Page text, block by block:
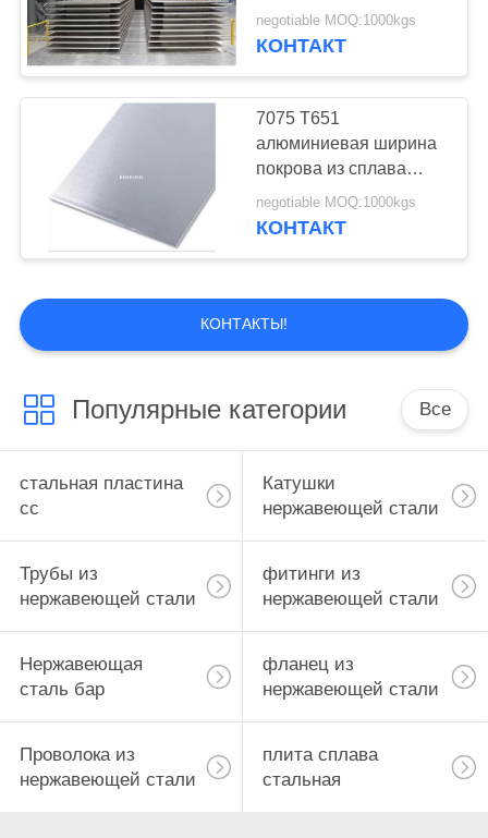
труба
алюминиевого
сплава
19
адвокатское
сословие
алюминиевого
сплава
Алюминиевые
фланцы плиты
12
анодировал
алюминиевый лист
negotiable MOQ:1000kgs
КОНТАКТ
7075 T651
алюминиевая ширина
покрова из сплава
200mm для воздушно-
космического
negotiable MOQ:1000kgs
КОНТАКТ
КОНТАКТЫ!
Популярные категории Все
стальная пластина
сс
Катушки
нержавеющей стали
Трубы из
нержавеющей стали
фитинги из
нержавеющей стали
Нержавеющая
сталь бар
фланец из
нержавеющей стали
Проволока из
нержавеющей стали
плита сплава
стальная